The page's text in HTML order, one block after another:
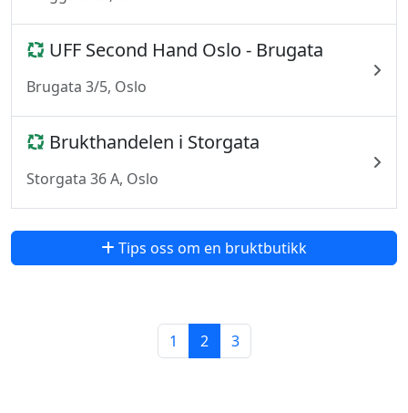
UFF Second Hand Oslo - Brugata
Brugata 3/5, Oslo
Brukthandelen i Storgata
Storgata 36 A, Oslo
Tips oss om en bruktbutikk
1 2 3